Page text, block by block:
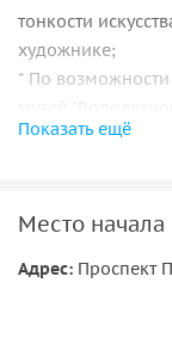
тонкости
художнике;
* По возможности
• Звездная
центральном
• Прогуляемся до
Показать ещё
Место начала
Адрес: Проспект